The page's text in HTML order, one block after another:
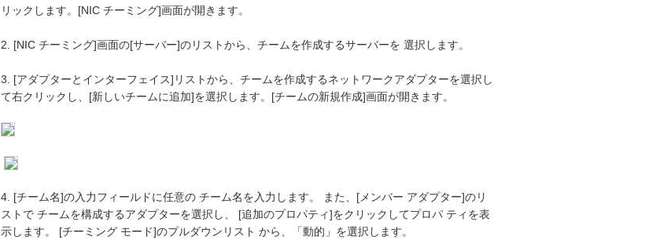
リックします。[NIC チーミング]画面が開きます。
2. [NIC チーミング]画面の[サーバー]のリストから、チームを作成するサーバーを 選択します。
3. [アダプターとインターフェイス]リストから、チームを作成するネットワークアダプターを選択し
て右クリックし、[新しいチームに追加]を選択します。[チームの新規作成]画面が開きます。
4. [チーム名]の入力フィールドに任意の チーム名を入力します。 また、[メンバー アダプター]のリ
ストで チームを構成するアダプターを選択し、 [追加のプロパティ]をクリックしてプロパ ティを表
示します。 [チーミング モード]のプルダウンリスト から、「動的」を選択します。